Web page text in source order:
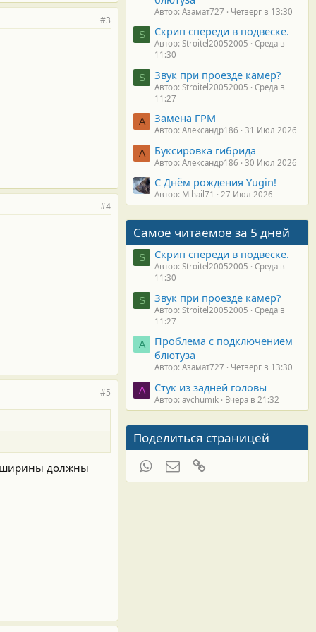
#3
#4
#5
ширины должны
Автор: Азамат727 Четверг в 13:30
S Скрип спереди в подвеске.
Автор: Stroitel20052005
Среда в
11:30
S Звук при проезде камер?
Автор: Stroitel20052005
Среда в
11:27
А Замена ГРМ
Автор: Александр186 31 Июл 2026
А Буксировка гибрида
Автор: Александр186 30 Июл 2026
С Днём рождения Yugin!
Автор: Mihail71 27 Июл 2026
Самое читаемое за 5 дней
S Скрип спереди в подвеске.
Автор: Stroitel20052005
Среда в
11:30
S Звук при проезде камер?
Автор: Stroitel20052005
Среда в
11:27
А
Проблема с подключением
блютуза
Автор: Азамат727 Четверг в 13:30
A Стук из задней головы
Автор: avchumik Вчера в 21:32
Поделиться страницей
WhatsAppЭлектронная почта